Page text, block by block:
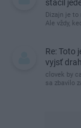
stačil
Dizajn je to
Ale vždy,
Re: Toto
vyjsť
clovek by
sa zbavilo